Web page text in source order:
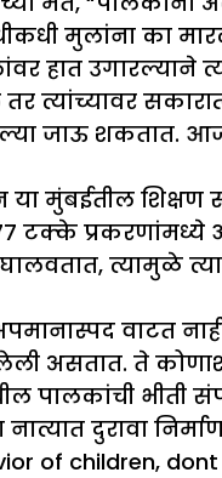
मुलांना का
हात उगारल्याने
त्यांच्यावर
जाऊ शकतात.
मुंबईतील शिक्षण
टक्के
त्यामुळे
वाटत
असतात. ते
पालकांची
दुरावा
of children,